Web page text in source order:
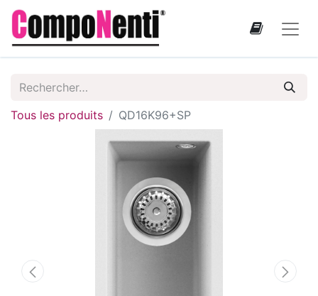
Tous les produits QD16K96+SP